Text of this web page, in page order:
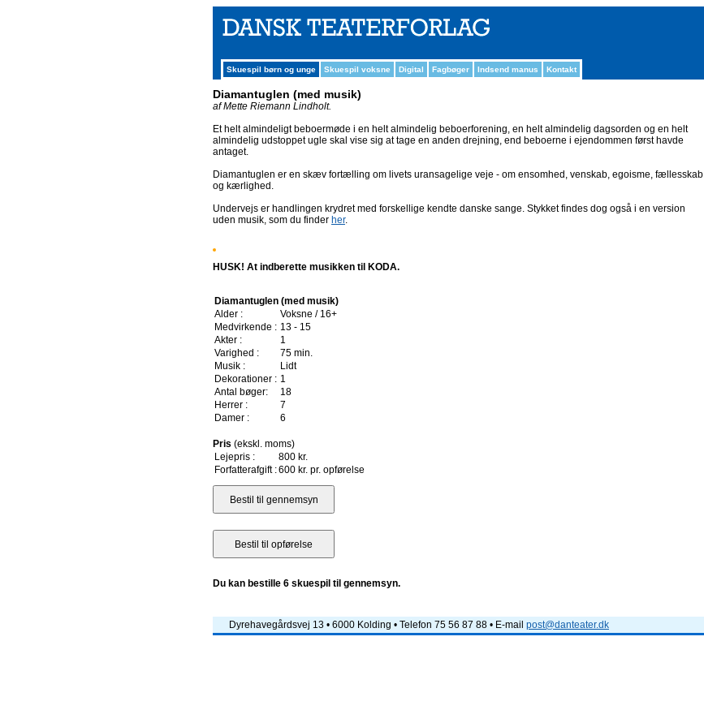
Skuespil børn og unge Skuespil voksne Digital Fagbøger Indsend manus Kontakt
Diamantuglen (med musik)
af Mette Riemann Lindholt.
Et helt almindeligt beboermøde i en helt almindelig beboerforening, en helt almindelig dagsorden og en helt
almindelig udstoppet ugle skal vise sig at tage en anden drejning, end beboerne i ejendommen først havde
antaget.
Diamantuglen er en skæv fortælling om livets uransagelige veje - om ensomhed, venskab, egoisme, fællesskab
og kærlighed.
Undervejs er handlingen krydret med forskellige kendte danske sange. Stykket findes dog også i en version
uden musik, som du finder her.
HUSK! At indberette musikken til KODA.
Diamantuglen (med musik)
Alder :
Voksne / 16+
Medvirkende : 13 - 15
Akter :
1
Varighed :
75 min.
Musik :
Lidt
Dekorationer : 1
Antal bøger:
18
Herrer :
7
Damer :
6
Pris (ekskl. moms)
Lejepris :
800 kr.
Forfatterafgift :600 kr. pr. opførelse
Du kan bestille 6 skuespil til gennemsyn.
Dyrehavegårdsvej 13 • 6000 Kolding • Telefon 75 56 87 88 • E-mail post@danteater.dk